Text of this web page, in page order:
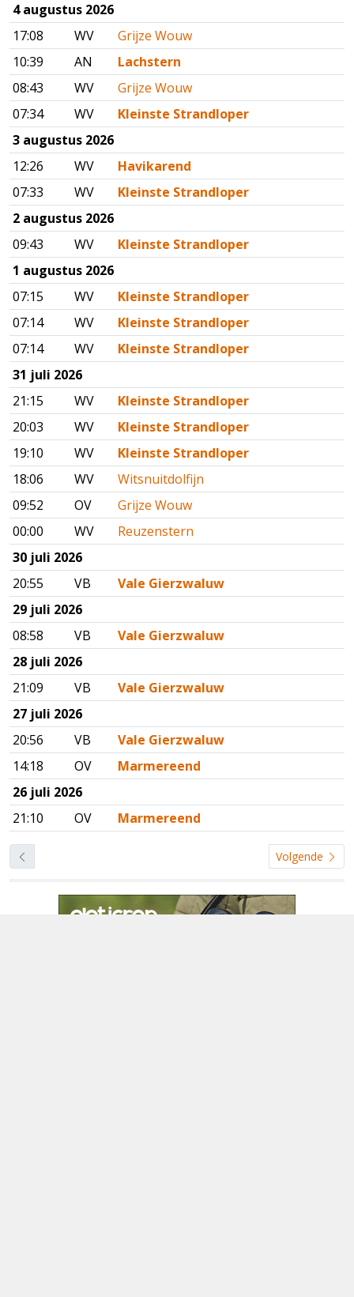
4 augustus 2026
17:08
WV
Grijze Wouw
10:39
AN
Lachstern
08:43
WV
Grijze Wouw
07:34
WV
Kleinste Strandloper
3 augustus 2026
12:26
WV
Havikarend
07:33
WV
Kleinste Strandloper
2 augustus 2026
09:43
WV
Kleinste Strandloper
1 augustus 2026
07:15
WV
Kleinste Strandloper
07:14
WV
Kleinste Strandloper
07:14
WV
Kleinste Strandloper
31 juli 2026
21:15
WV
Kleinste Strandloper
20:03
WV
Kleinste Strandloper
19:10
WV
Kleinste Strandloper
18:06
WV
Witsnuitdolfijn
09:52
OV
Grijze Wouw
00:00
WV
Reuzenstern
30 juli 2026
20:55
VB
Vale Gierzwaluw
29 juli 2026
08:58
VB
Vale Gierzwaluw
28 juli 2026
21:09
VB
Vale Gierzwaluw
27 juli 2026
20:56
VB
Vale Gierzwaluw
14:18
OV
Marmereend
26 juli 2026
21:10
OV Marmereend
Volgende